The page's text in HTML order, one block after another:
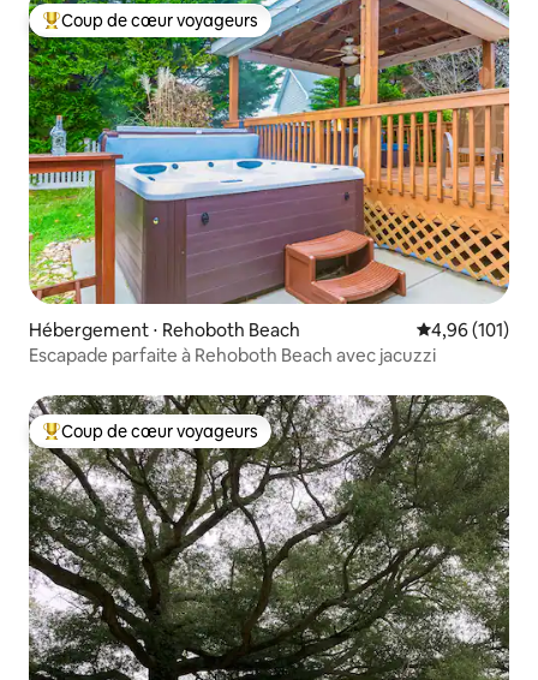
Coups de cœur voyageurs les plus appréciés
Coup de cœur voyageurs
Hébergement ⋅ Rehoboth Beach Évaluation
4,96 (101)
Escapade parfaite à Rehoboth Beach avec jacuzzi
Coups de cœur voyageurs les plus appréciés
Coup de cœur voyageurs